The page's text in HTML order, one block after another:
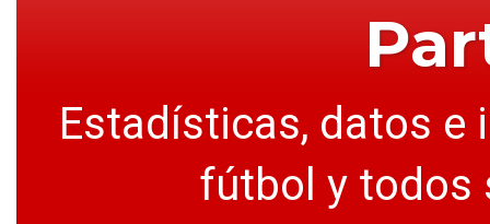
Estadísticas, datos e
fútbol y todos